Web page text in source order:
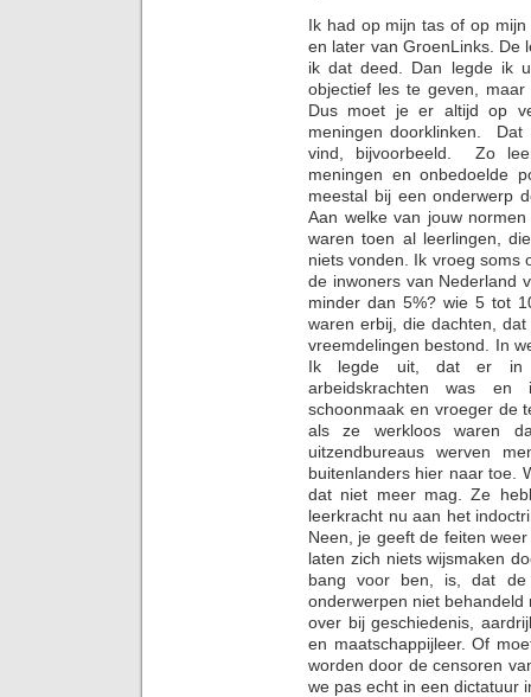
Ik had op mijn tas of op
en later van GroenLinks. De
ik dat deed. Dan legde ik
objectief les te geven,
Dus moet je er altijd op
meningen doorklinken. Dat
vind, bijvoorbeeld. Zo
meningen en onbedoelde
meestal bij een onderwerp
Aan welke van jouw
waren toen al leerlingen,
niets vonden. Ik vroeg soms
de inwoners van Nederland
minder dan 5%? wie 5 tot
waren erbij, die dachten,
vreemdelingen bestond. In
Ik legde uit, dat er in
arbeidskrachten was
schoonmaak en vroeger de
als ze werkloos waren
uitzendbureaus werven
buitenlanders hier naar toe.
dat niet meer mag. Ze
leerkracht nu aan het
Neen, je geeft de feiten
laten zich niets wijsmaken
bang voor ben, is, dat de
onderwerpen niet
over bij geschiedenis,
en maatschappijleer. Of
worden door de censoren
we pas echt in een dictatuur